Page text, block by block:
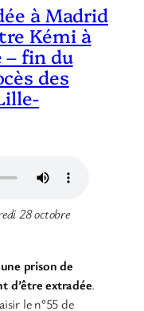
à Madrid
Kémi à
– fin du
des
28 octobre
prison de
d’être extradée.
le n°55 de